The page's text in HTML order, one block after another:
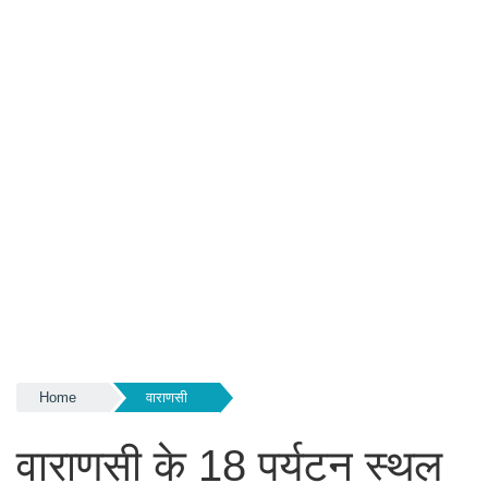
Home वाराणसी
वाराणसी के 18 पर्यटन स्थल